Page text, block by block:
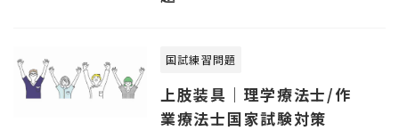
国試練習問題
上肢装具｜理学療法士/作
業療法士国家試験対策